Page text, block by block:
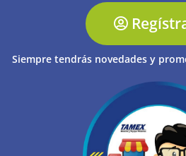
Siempre tendrás novedades y